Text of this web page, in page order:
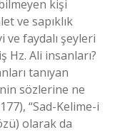
kişi
ve sapıklık
ve faydalı şeyleri
Hz. Ali insanları?
tanıyan
sözlerine ne
“Sad-Kelime-i
olarak da